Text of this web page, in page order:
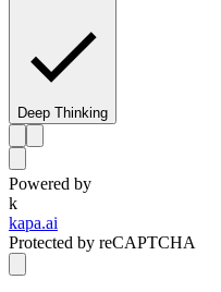
Deep Thinking
Powered by
k
kapa.ai
Protected by reCAPTCHA